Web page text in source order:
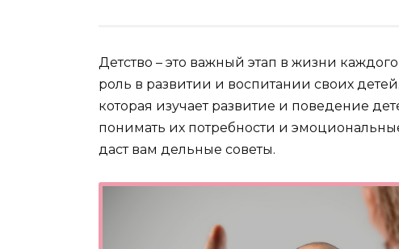
Детство – это важный этап в жизни
роль в развитии и воспитании своих
которая изучает развитие и поведение
понимать их потребности и
даст вам дельные советы.